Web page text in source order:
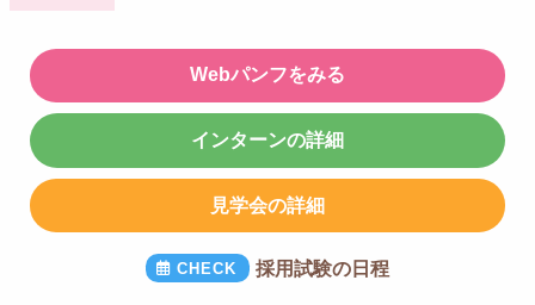
Webパンフをみる
インターンの詳細
見学会の詳細
採用試験の日程